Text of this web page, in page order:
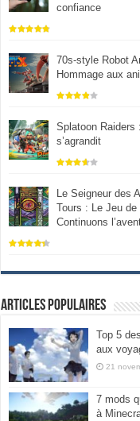
confiance
70s-style Robot
Hommage aux
Splatoon Raiders
s’agrandit
Le Seigneur des
Tours : Le Jeu
Continuons
Articles populaires
Top 5
aux
21
7 mods
à